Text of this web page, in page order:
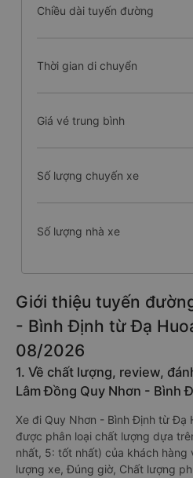
Chiều dài tuyến đường
Thời gian di chuyển
Giá vé trung bình
Số lượng chuyến xe
Số lượng nhà xe
Giới thiệu tuyến
- Bình Định từ Đạ
08/2026
1. Về chất lượng, review,
Lâm Đồng Quy Nhơn - Bình
Xe đi Quy Nhơn - Bình Định từ Đạ
được phân loại chất lượng dựa
nhất, 5: tốt nhất) của khách hàng
lượng xe, Đúng giờ, Chất lượng